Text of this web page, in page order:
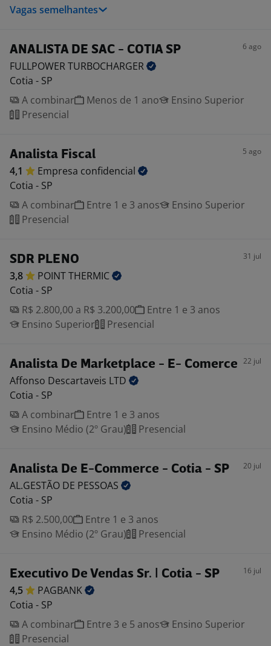
Vagas semelhantes
ANALISTA DE SAC - COTIA SP 6 ago
FULLPOWERTURBOCHARGER
Cotia - SP
A combinar
Menos de 1 ano
Ensino Superior
Presencial
Analista Fiscal 5 ago
4,1 Empresa confidencial
Cotia - SP
A combinar
Entre 1 e 3 anos
Ensino Superior
Presencial
SDR PLENO 31 jul
3,8 POINTTHERMIC
Cotia - SP
R$ 2.800,00 a R$ 3.200,00
Entre 1 e 3 anos
Ensino Superior
Presencial
Analista De Marketplace - E- Comerce 22 jul
Affonso Descartaveis LTD
Cotia - SP
A combinar
Entre 1 e 3 anos
Ensino Médio (2º Grau)
Presencial
Analista De E-Commerce - Cotia - SP 20 jul
AL.GESTÃO DE PESSOAS
Cotia - SP
R$ 2.500,00
Entre 1 e 3 anos
Ensino Médio (2º Grau)
Presencial
Executivo De Vendas Sr. | Cotia - SP 16 jul
4,5
PAGBANK
Cotia - SP
A combinar
Entre 3 e 5 anos
Ensino Superior
Presencial